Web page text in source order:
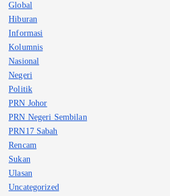
Global
Hiburan
Informasi
Kolumnis
Nasional
Negeri
Politik
PRN Johor
PRN Negeri Sembilan
PRN17 Sabah
Rencam
Sukan
Ulasan
Uncategorized